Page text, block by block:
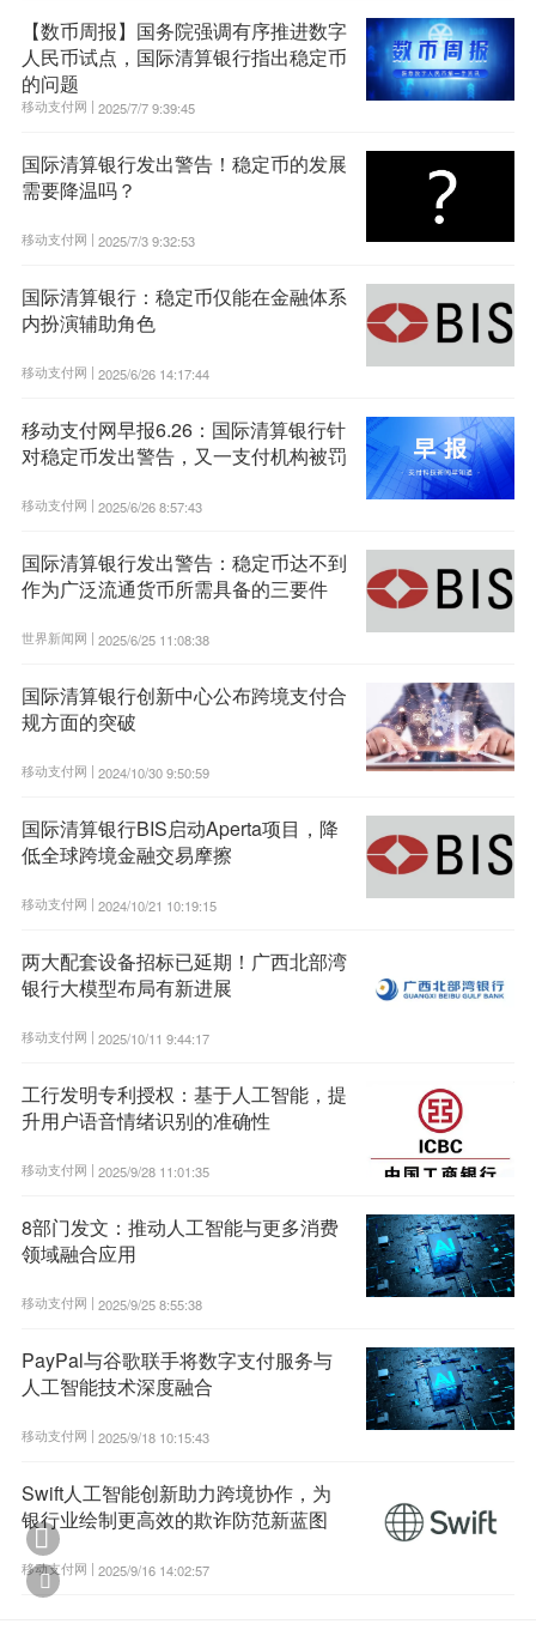
【数币周报】国务院强调有序推进数字
人民币试点，国际清算银行指出稳定币
的问题
移动支付网 | 2025/7/7 9:39:45
国际清算银行发出警告！稳定币的发展
需要降温吗？
移动支付网 | 2025/7/3 9:32:53
国际清算银行：稳定币仅能在金融体系
内扮演辅助角色
移动支付网 | 2025/6/26 14:17:44
移动支付网早报6.26：国际清算银行针
对稳定币发出警告，又一支付机构被罚
移动支付网 | 2025/6/26 8:57:43
国际清算银行发出警告：稳定币达不到
作为广泛流通货币所需具备的三要件
世界新闻网 | 2025/6/25 11:08:38
国际清算银行创新中心公布跨境支付合
规方面的突破
移动支付网 | 2024/10/30 9:50:59
国际清算银行BIS启动Aperta项目，降
低全球跨境金融交易摩擦
移动支付网 | 2024/10/21 10:19:15
两大配套设备招标已延期！广西北部湾
银行大模型布局有新进展
移动支付网 | 2025/10/11 9:44:17
工行发明专利授权：基于人工智能，提
升用户语音情绪识别的准确性
移动支付网 | 2025/9/28 11:01:35
8部门发文：推动人工智能与更多消费
领域融合应用
移动支付网 | 2025/9/25 8:55:38
PayPal与谷歌联手将数字支付服务与
人工智能技术深度融合
移动支付网 | 2025/9/18 10:15:43
Swift人工智能创新助力跨境协作，为
银行业绘制更高效的欺诈防范新蓝图
移动支付网 | 2025/9/16 14:02:57

